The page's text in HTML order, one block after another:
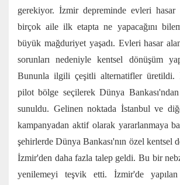
gerekiyor. İzmir depreminde evleri hasar
birçok aile ilk etapta ne yapacağını
büyük mağduriyet yaşadı. Evleri hasar
sorunları nedeniyle kentsel dönüşüm
Bununla ilgili çeşitli alternatifler üretildi.
pilot bölge seçilerek Dünya
sunuldu. Gelinen noktada İstanbul ve
kampanyadan aktif olarak yararlanmaya
şehirlerde Dünya Bankası'nın özel kentsel
İzmir'den daha fazla talep geldi. Bu bir
yenilemeyi teşvik etti. İzmir'de yapılan